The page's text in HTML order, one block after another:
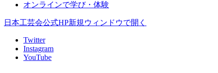
オンラインで学び・体験
日本工芸会公式HP新規ウィンドウで開く
Twitter
Instagram
YouTube